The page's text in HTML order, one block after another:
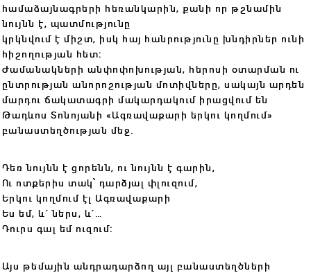
համաձայնագրերի հեռանկարին, քանի որ թշնամին
նույնն է, պատմությունը
կրկնվում է միշտ, իսկ հայ հանրությունը խնդիրներ ունի
հիշողության հետ։
Ժամանակների անփոփոխության, հերոսի օտարման ու
ընտրության անորոշության մոտիվները, սակայն արդեն
մարդու ճակատագրի մակարդակում իրացվում են
Թադևոս Տոնոյանի «Ագռավաքարի երկու կողմում»
բանաստեղծության մեջ.
Դեռ նույնն է ցորենն, ու նույնն է գարին,
Ու ոտքերիս տակ՝ դարձյալ փլուզում,
Երկու կողմում էլ Ագռավաքարի
Ես եմ, և´ ներս, և´…
Դուրս գալ եմ ուզում։
Այս թեմային անդրադարձող այլ բանաստեղծների